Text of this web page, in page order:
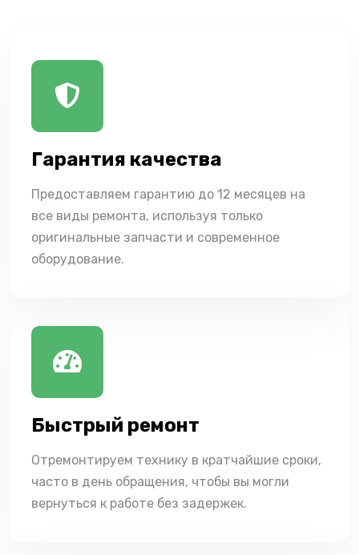
Гарантия качества
Предоставляем гарантию до 12 месяцев на
все виды ремонта, используя только
оригинальные запчасти и современное
оборудование.
Быстрый ремонт
Отремонтируем технику в кратчайшие сроки,
часто в день обращения, чтобы вы могли
вернуться к работе без задержек.